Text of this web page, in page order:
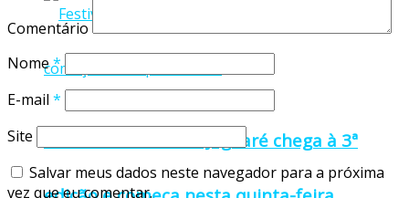
Festival Sabores de Jaguaré chega à 3ª
Comentário
Nome*
E-mail *
Site
Salvar meus dados neste navegador para a próxima
vez que eu comentar.